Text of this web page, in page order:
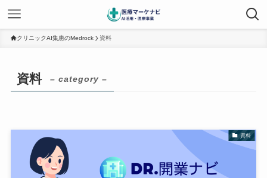
クリニックAI集患のMedrock 資料
資料 – category –
資料